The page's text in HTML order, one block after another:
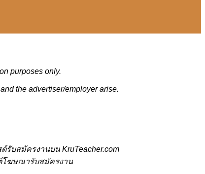
purposes only.
the advertiser/employer arise.
รับสมัครงานบน KruTeacher.com
โฆษณารับสมัครงาน